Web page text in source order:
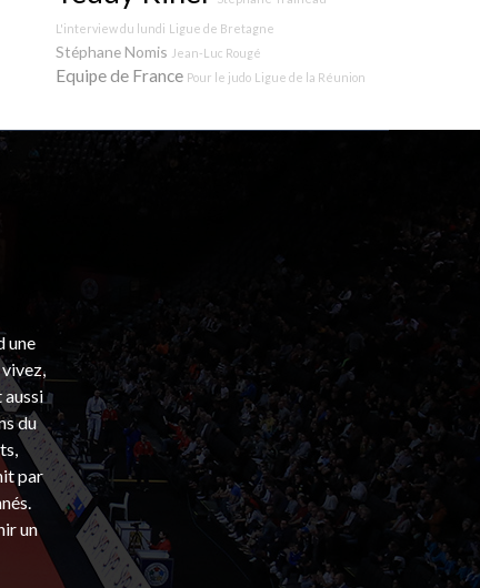
L'interview du lundi Ligue de Bretagne
Stéphane Nomis Jean-Luc Rougé
Equipe de France Pour le judo Ligue de la Réunion
une
aussi
du
par
un